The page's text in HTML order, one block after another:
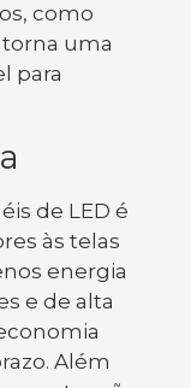
como
uma
para
de LED é
às telas
energia
e de alta
Além